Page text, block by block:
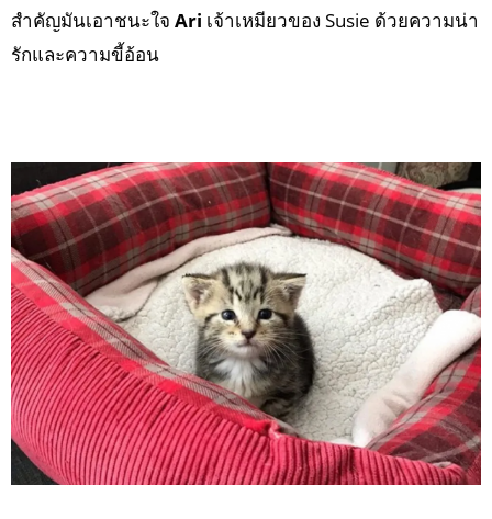
สำคัญมันเอาชนะใจ Ari เจ้าเหมียวของ Susie ด้วยความน่า
รักและความขี้อ้อน